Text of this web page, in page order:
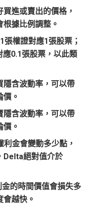
買進或賣出的價格，
據比例調整。
權證對應1張股票；
0.1張股票，以此類
隱含波動率，可以帶
。
隱含波動率，可以帶
。
利金會變動多少點，
Delta絕對值介於
金的時間價值會損失多
越快。